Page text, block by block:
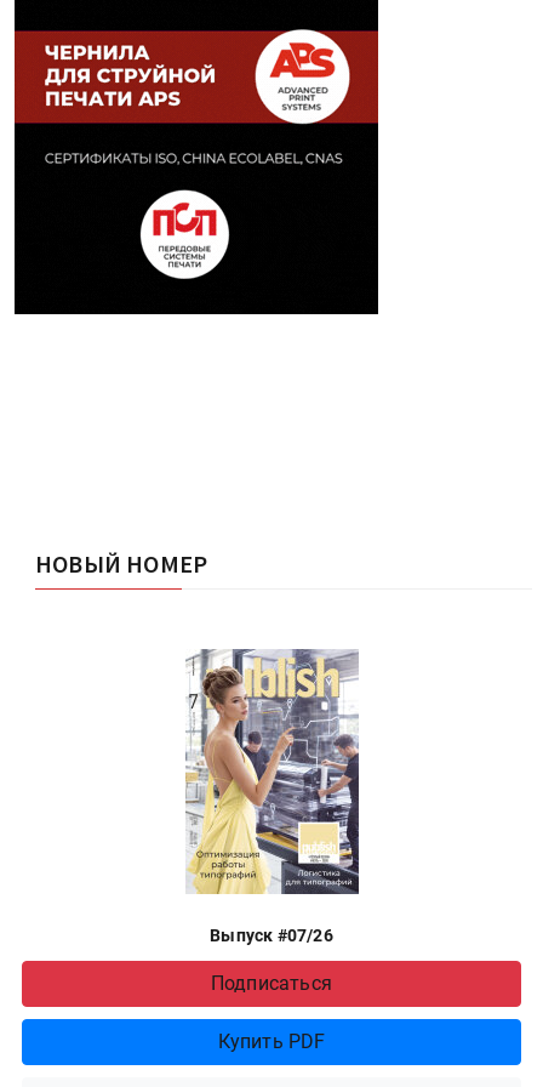
НОВЫЙ НОМЕР
Выпуск #07/26
Подписаться
Купить PDF